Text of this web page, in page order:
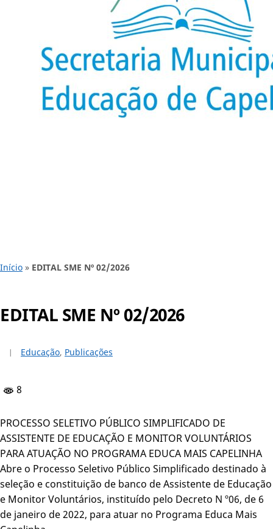
Início » EDITAL SME Nº 02/2026
EDITAL SME Nº 02/2026
Educação, Publicações
8
PROCESSO SELETIVO PÚBLICO SIMPLIFICADO DE
ASSISTENTE DE EDUCAÇÃO E MONITOR VOLUNTÁRIOS
PARA ATUAÇÃO NO PROGRAMA EDUCA MAIS CAPELINHA
Abre o Processo Seletivo Público Simplificado destinado à
seleção e constituição de banco de Assistente de Educação
e Monitor Voluntários, instituído pelo Decreto N º06, de 6
de janeiro de 2022, para atuar no Programa Educa Mais